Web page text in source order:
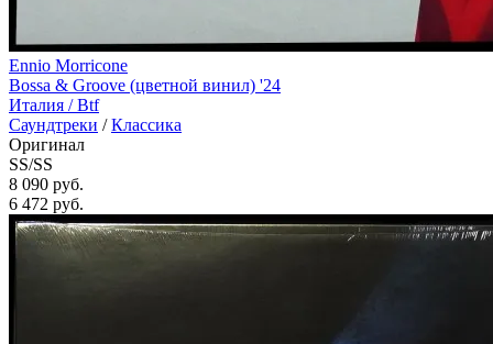
Ennio Morricone
Bossa & Groove (цветной винил) '24
Италия /Btf
Саундтреки /Классика
Оригинал
SS/SS
8 090 руб.
6 472 руб.